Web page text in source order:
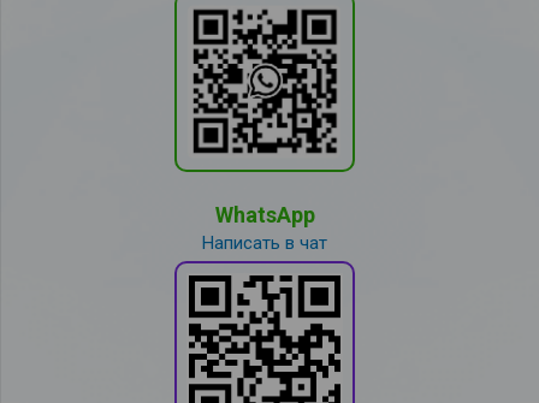
WhatsApp
Написать в чат